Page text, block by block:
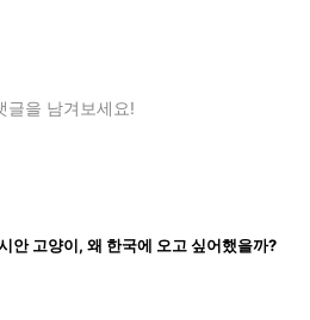
글을 남겨보세요!
안 고양이, 왜 한국에 오고 싶어했을까?